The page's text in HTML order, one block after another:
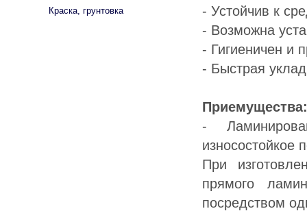
- Устойчив к
- Возможна
- Гигиеничен и
- Быстрая
Приемущества:
-
износостойкое
При
прямого
посредством
Краска, грунтовка